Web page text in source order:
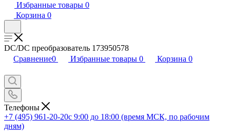
Избранные товары 0
Корзина 0
DC/DC преобразователь 173950578
Сравнение0 Избранные товары 0 Корзина 0
Телефоны
+7 (495) 961-20-20с 9:00 до 18:00 (время МСК, по рабочим
дням)